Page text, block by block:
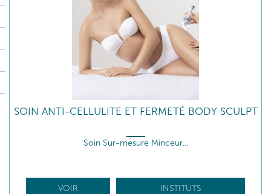
SOIN ANTI-CELLULITE ET FERMETÉ BODY SCULPT
Soin Sur-mesure Minceur...
VOIR INSTITUTS